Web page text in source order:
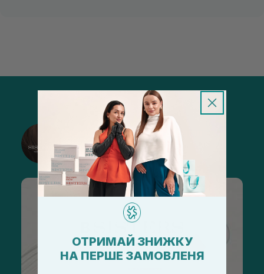
@sisters_stelmakh в Instagram
Підписатися
ОТРИМАЙ ЗНИЖКУ
НА ПЕРШЕ ЗАМОВЛЕНЯ